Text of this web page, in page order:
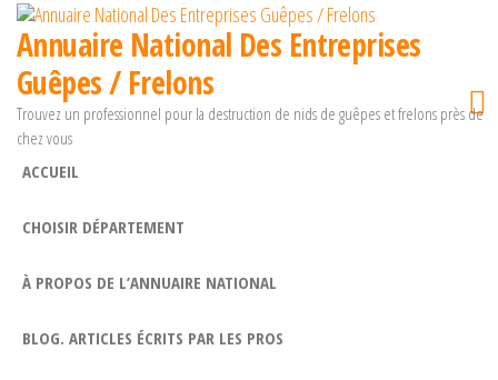
Passer
contenu
Annuaire National Des Entreprises
Guêpes / Frelons
Trouvez un professionnel pour la destruction de nids de guêpes et frelons près de
chez vous
ACCUEIL
CHOISIR DÉPARTEMENT
À PROPOS DE L’ANNUAIRE NATIONAL
BLOG. ARTICLES ÉCRITS PAR LES PROS